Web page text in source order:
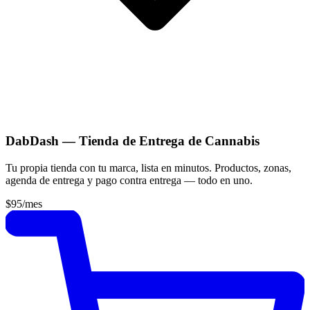
DabDash — Tienda de Entrega de Cannabis
Tu propia tienda con tu marca, lista en minutos. Productos, zonas,
agenda de entrega y pago contra entrega — todo en uno.
$95/mes